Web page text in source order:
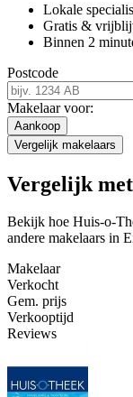
Lokale
Gratis &
Binnen 2
Postcode
Makelaar voor:
Aankoop
Vergelijk makelaars
Vergelijk
Bekijk hoe Huis-o-
andere makelaars in
Makelaar
Verkocht
Gem. prijs
Verkooptijd
Reviews